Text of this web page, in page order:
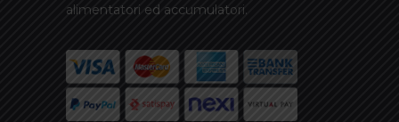
alimentatori ed accumulatori.